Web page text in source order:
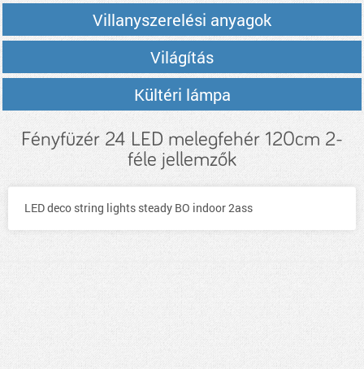
Villanyszerelési anyagok
Világítás
Kültéri lámpa
Fényfüzér 24 LED melegfehér 120cm 2-
féle jellemzők
LED deco string lights steady BO indoor 2ass